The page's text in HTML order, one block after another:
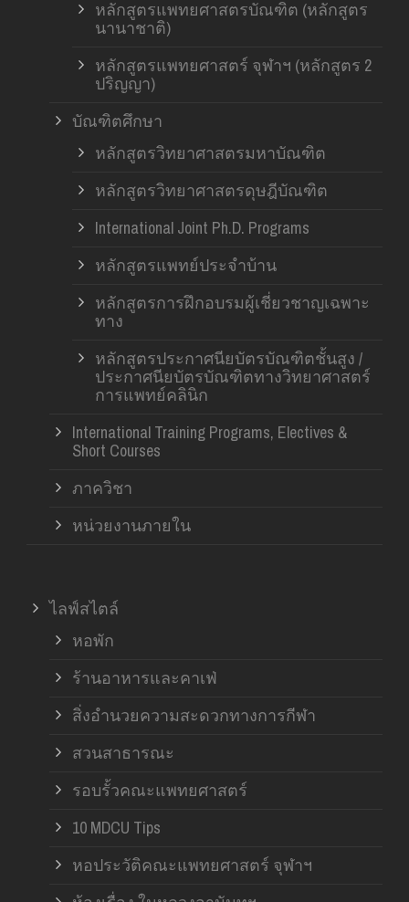
หลักสูตรแพทยศาสตรบัณฑิต (หลักสูตร
นานาชาติ)
หลักสูตรแพทยศาสตร์ จุฬาฯ (หลักสูตร 2
ปริญญา)
บัณฑิตศึกษา
หลักสูตรวิทยาศาสตรมหาบัณฑิต
หลักสูตรวิทยาศาสตรดุษฎีบัณฑิต
International Joint Ph.D. Programs
หลักสูตรแพทย์ประจำบ้าน
หลักสูตรการฝึกอบรมผู้เชี่ยวชาญเฉพาะ
ทาง
หลักสูตรประกาศนียบัตรบัณฑิตชั้นสูง /
ประกาศนียบัตรบัณฑิตทางวิทยาศาสตร์
การแพทย์คลินิก
International Training Programs, Electives &
Short Courses
ภาควิชา
หน่วยงานภายใน
ไลฟ์สไตล์
หอพัก
ร้านอาหารและคาเฟ่
สิ่งอำนวยความสะดวกทางการกีฬา
สวนสาธารณะ
รอบรั้วคณะแพทยศาสตร์
10 MDCU Tips
หอประวัติคณะแพทยศาสตร์ จุฬาฯ